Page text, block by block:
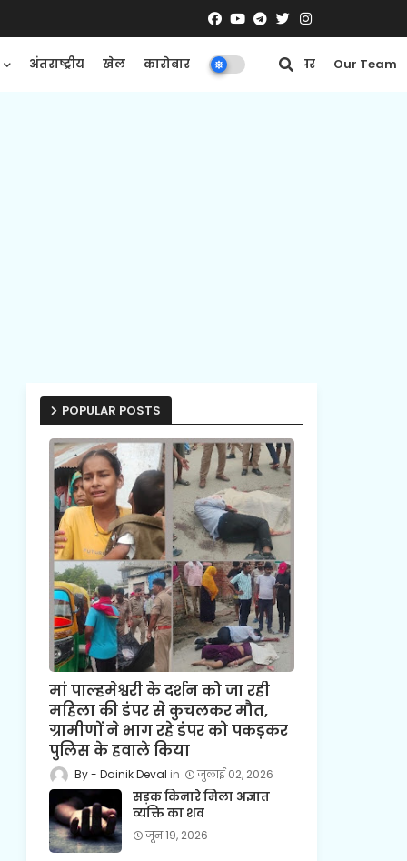
अंतराष्ट्रीय खेल कारोबार मनोरंजन ई-पेपर Our Team
POPULAR POSTS
मां पाल्हमेश्वरी के दर्शन को जा रही
महिला की डंपर से कुचलकर मौत,
ग्रामीणों ने भाग रहे डंपर को पकड़कर
पुलिस के हवाले किया
Dainik Deval जुलाई 02, 2026
सड़क किनारे मिला अज्ञात
व्यक्ति का शव
जून 19, 2026